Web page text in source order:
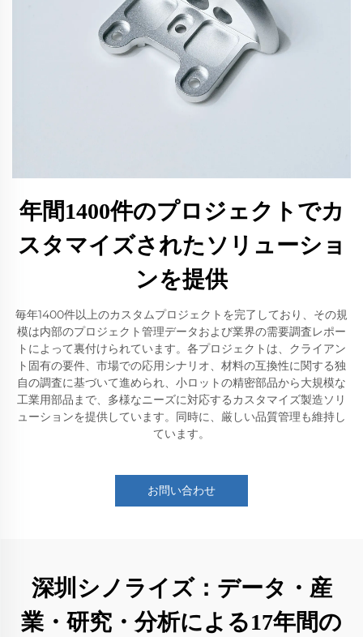
年間1400件のプロジェクトでカ
スタマイズされたソリューショ
ンを提供
毎年1400件以上のカスタムプロジェクトを完了しており、その規
模は内部のプロジェクト管理データおよび業界の需要調査レポー
トによって裏付けられています。各プロジェクトは、クライアン
ト固有の要件、市場での応用シナリオ、材料の互換性に関する独
自の調査に基づいて進められ、小ロットの精密部品から大規模な
工業用部品まで、多様なニーズに対応するカスタマイズ製造ソリ
ューションを提供しています。同時に、厳しい品質管理も維持し
ています。
お問い合わせ
深圳シノライズ：データ・産
業・研究・分析による17年間の